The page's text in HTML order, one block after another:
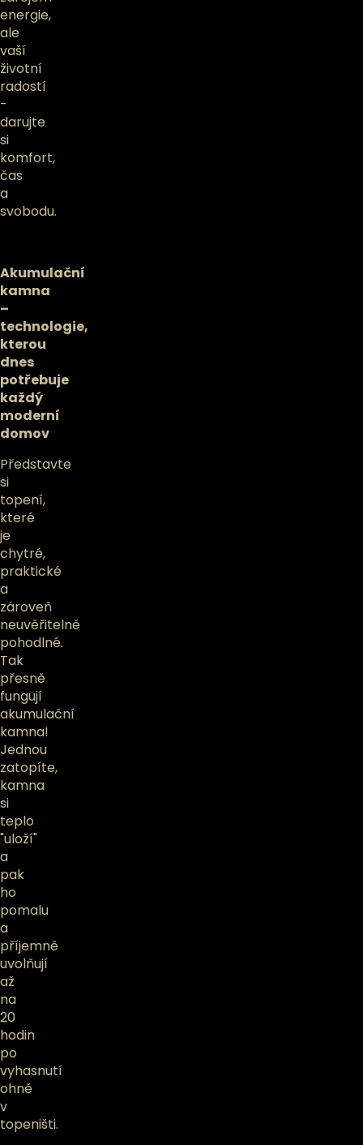
energie,
ale
vaší
životní
radostí
-
darujte
si
komfort,
čas
a
svobodu.
Akumulační
kamna
–
technologie,
kterou
dnes
potřebuje
každý
moderní
domov
Představte
si
topení,
které
je
chytré,
praktické
a
zároveň
neuvěřitelně
pohodlné.
Tak
přesně
fungují
akumulační
kamna!
Jednou
zatopíte,
kamna
si
teplo
"uloží"
a
pak
ho
pomalu
a
příjemně
uvolňují
až
na
20
hodin
po
vyhasnutí
ohně
v
topeništi.